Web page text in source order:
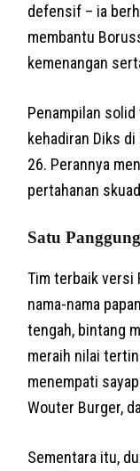
defensif – ia
membantu
kemenangan
Penampilan
kehadiran Diks
26. Perannya
pertahanan
Satu
Tim terbaik versi
nama-nama
tengah, bintang
meraih nilai
menempati
Wouter Burger,
Sementara itu,